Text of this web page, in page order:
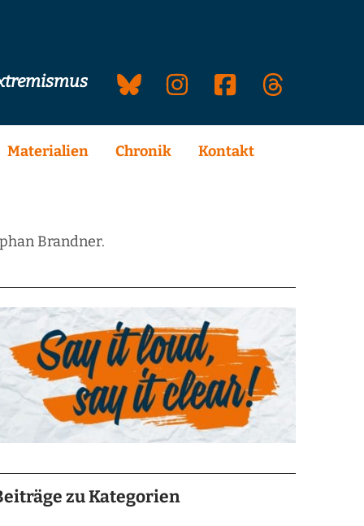
Materialien Chronik Kontakt
Brandner.
zu Kategorien